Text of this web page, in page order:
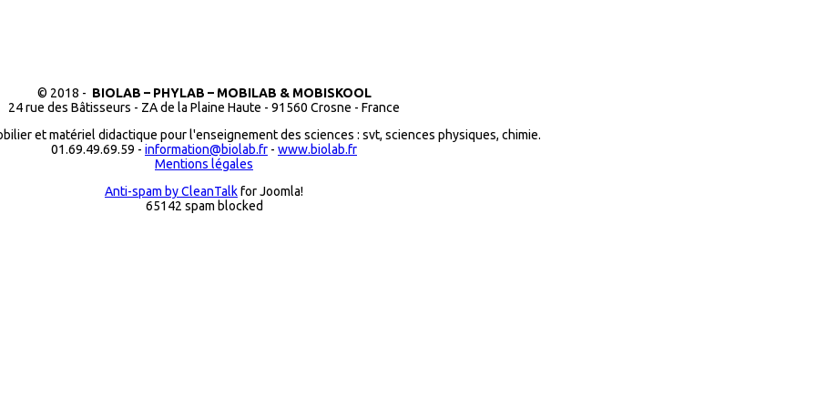
© 2018 - BIOLAB – PHYLAB – MOBILAB & MOBISKOOL
24 rue des Bâtisseurs - ZA de la Plaine Haute - 91560 Crosne - France
et matériel didactique pour l'enseignement des sciences : svt, sciences physiques, chimie.
01.69.49.69.59 - information@biolab.fr - www.biolab.fr
Mentions légales
Anti-spam by CleanTalkfor Joomla!
65142 spam blocked